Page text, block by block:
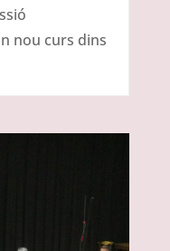
nou curs dins